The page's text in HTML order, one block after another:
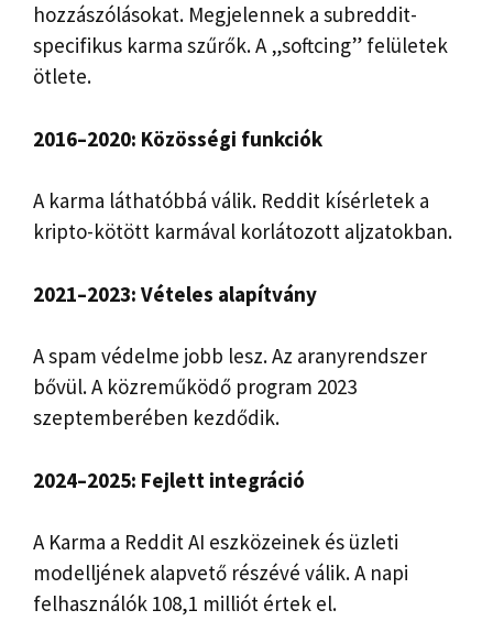
hozzászólásokat. Megjelennek a subreddit-
specifikus karma szűrők. A „softcing” felületek
ötlete.
2016–2020: Közösségi funkciók
A karma láthatóbbá válik. Reddit kísérletek a
kripto-kötött karmával korlátozott aljzatokban.
2021–2023: Vételes alapítvány
A spam védelme jobb lesz. Az aranyrendszer
bővül. A közreműködő program 2023
szeptemberében kezdődik.
2024–2025: Fejlett integráció
A Karma a Reddit AI eszközeinek és üzleti
modelljének alapvető részévé válik. A napi
felhasználók 108,1 milliót értek el.